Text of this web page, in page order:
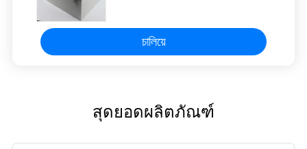
চালিয়ে
สุดยอดผลิตภัณฑ์